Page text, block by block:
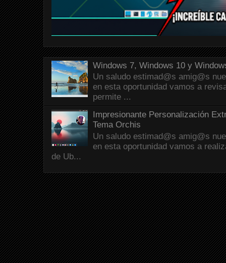
Windows 7, Windows 10 y
Un saludo estimad@s amig@s
en esta oportunidad vamos a
permite ...
Impresionante Personalización
Tema Orchis
Un saludo estimad@s amig@s
en esta oportunidad vamos a
de Ub...